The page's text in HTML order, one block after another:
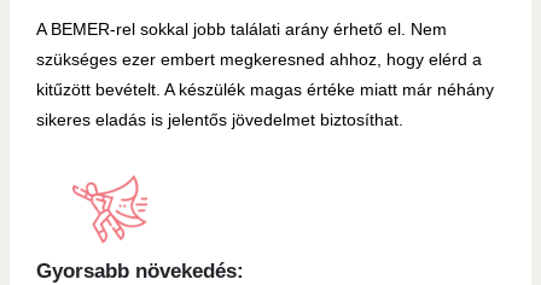
A BEMER-rel sokkal jobb találati arány érhető el. Nem
szükséges ezer embert megkeresned ahhoz, hogy elérd a
kitűzött bevételt. A készülék magas értéke miatt már néhány
sikeres eladás is jelentős jövedelmet biztosíthat.
Gyorsabb növekedés: